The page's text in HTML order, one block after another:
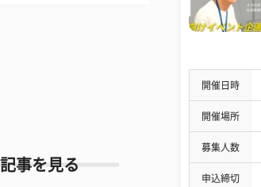
事を見る
開催日時
開催場所
募集人数
申込締切